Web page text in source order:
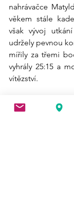
nahrávačce
věkem stále
však vývoj
udržely pevnou
mířily za třemi
vyhrály 25:15 a
vítězství.